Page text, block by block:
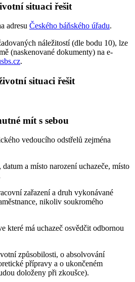
situaci řešit
adresu Českého báňského úřadu.
náležitostí (dle bodu 10), lze
(naskenované dokumenty) na e-
.
situaci řešit
mít s sebou
vedoucího odstřelů zejména
a místo narození uchazeče, místo
zařazení a druh vykonávané
nikoliv soukromého
které má uchazeč osvědčit odbornou
způsobilosti, o absolvování
přípravy a o ukončeném
doloženy při zkoušce).